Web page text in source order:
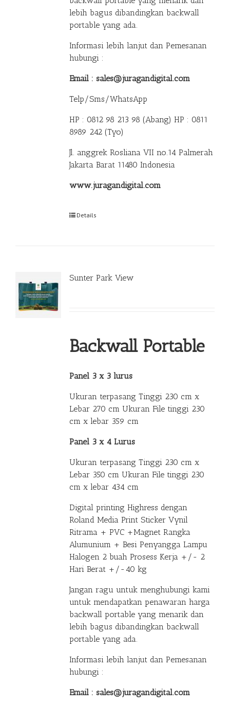
lebih bagus dibandingkan backwall
portable yang ada.
Informasi lebih lanjut dan Pemesanan
hubungi :
Email : sales@juragandigital.com
Telp/Sms/WhatsApp
HP : 0812 98 213 98 (Abang) HP : 0811
8989 242 (Tyo)
Jl. anggrek Rosliana VII no.14 Palmerah
Jakarta Barat 11480 Indonesia
www.juragandigital.com
Details
Sunter Park View
Backwall Portable
Panel 3 x 3 lurus
Ukuran terpasang Tinggi 230 cm x
Lebar 270 cm Ukuran File tinggi 230
cm x lebar 359 cm
Panel 3 x 4 Lurus
Ukuran terpasang Tinggi 230 cm x
Lebar 350 cm Ukuran File tinggi 230
cm x lebar 434 cm
Digital printing Highress dengan
Roland Media Print Sticker Vynil
Ritrama + PVC +Magnet Rangka
Alumunium + Besi Penyangga Lampu
Halogen 2 buah Prosess Kerja +/- 2
Hari Berat +/-40 kg
Jangan ragu untuk menghubungi kami
untuk mendapatkan penawaran harga
backwall portable yang menarik dan
lebih bagus dibandingkan backwall
portable yang ada.
Informasi lebih lanjut dan Pemesanan
hubungi :
Email : sales@juragandigital.com